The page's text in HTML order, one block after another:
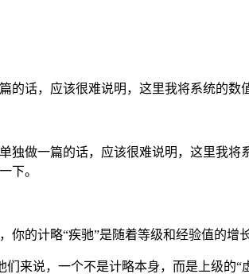
话，应该很难说明，这里我将系统的数
做一篇的话，应该很难说明，这里我
下。
的计略“疾驰”是随着等级和经验值的增
来说，一个不是计略本身，而是上级的“